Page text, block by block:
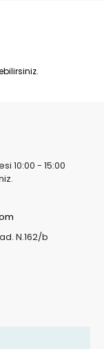
10:00 - 15:00
N.162/b